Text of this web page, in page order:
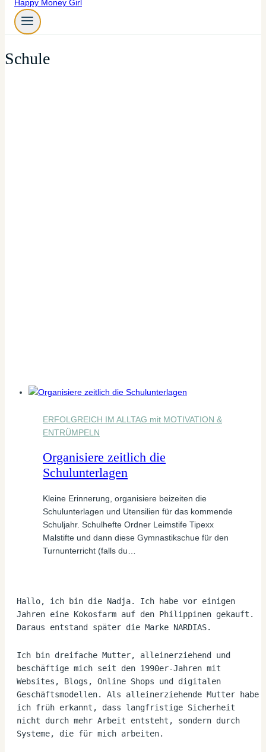
Schule
ERFOLGREICH IM ALLTAG mit MOTIVATION &
ENTRÜMPELN
Organisiere zeitlich die
Schulunterlagen
Kleine Erinnerung, organisiere beizeiten die
Schulunterlagen und Utensilien für das kommende
Schuljahr. Schulhefte Ordner Leimstife Tipexx
Malstifte und dann diese Gymnastikschue für den
Turnunterricht (falls du…
Hallo, ich bin die Nadja. Ich habe vor einigen
Jahren eine Kokosfarm auf den Philippinen gekauft.
Daraus entstand später die Marke NARDIAS.
Ich bin dreifache Mutter, alleinerziehend und
beschäftige mich seit den 1990er-Jahren mit
Websites, Blogs, Online Shops und digitalen
Geschäftsmodellen. Als alleinerziehende Mutter habe
ich früh erkannt, dass langfristige Sicherheit
nicht durch mehr Arbeit entsteht, sondern durch
Systeme, die für mich arbeiten.